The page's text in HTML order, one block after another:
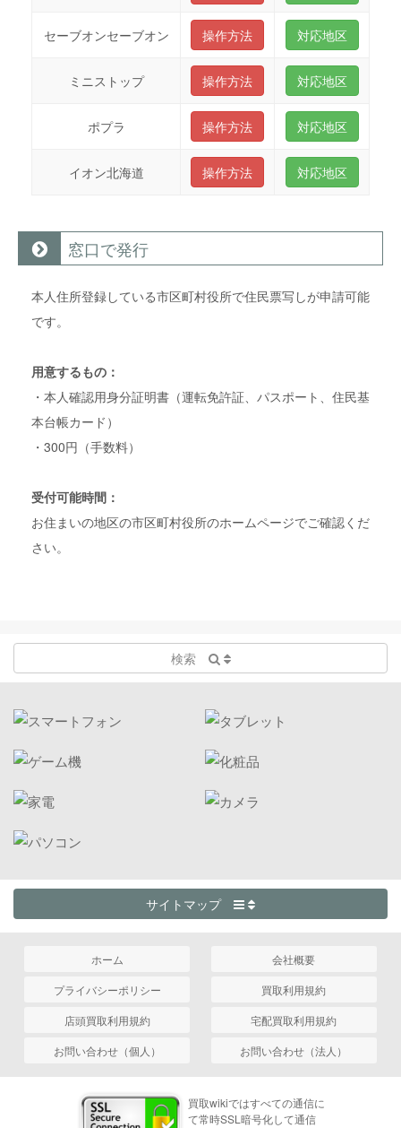
セーブオンセーブオン 操作方法 対応地区
ミニストップ 操作方法 対応地区
ポプラ 操作方法 対応地区
イオン北海道 操作方法 対応地区
窓口で発行
本人住所登録している市区町村役所で住民票写しが申請可能
です。
用意するもの：
・本人確認用身分証明書（運転免許証、パスポート、住民基
本台帳カード）
・300円（手数料）
受付可能時間：
お住まいの地区の市区町村役所のホームページでご確認くだ
さい。
検索
サイトマップ
ホーム
会社概要
プライバシーポリシー
買取利用規約
店頭買取利用規約
宅配買取利用規約
お問い合わせ（個人）
お問い合わせ（法人）
買取wikiではすべての通信に
て常時SSL暗号化して通信